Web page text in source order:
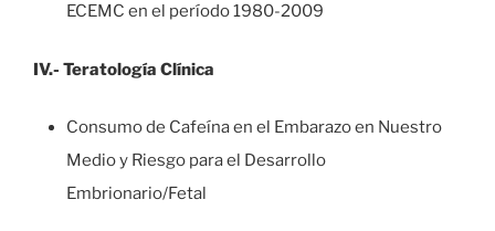
ECEMC en el período 1980-2009
IV.- Teratología Clínica
Consumo de Cafeína en el Embarazo en Nuestro
Medio y Riesgo para el Desarrollo
Embrionario/Fetal